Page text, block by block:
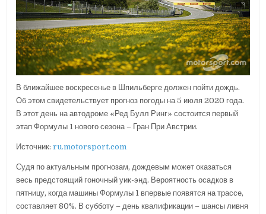
В ближайшее воскресенье в Шпильберге должен пойти дождь.
Об этом свидетельствует прогноз погоды на 5 июля 2020 года.
В этот день на автодроме «Ред Булл Ринг» состоится первый
этап Формулы 1 нового сезона – Гран При Австрии.
Источник:ru.motorsport.com
Судя по актуальным прогнозам, дождевым может оказаться
весь предстоящий гоночный уик-энд. Вероятность осадков в
пятницу, когда машины Формулы 1 впервые появятся на трассе,
составляет 80%. В субботу – день квалификации – шансы ливня